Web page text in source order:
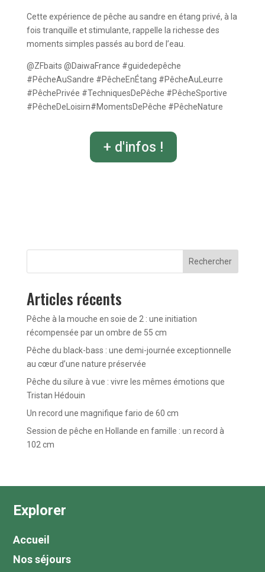
Cette expérience de pêche au sandre en étang privé, à la
fois tranquille et stimulante, rappelle la richesse des
moments simples passés au bord de l’eau.
@ZFbaits @DaiwaFrance #guidedepêche
#PêcheAuSandre #PêcheEnÉtang #PêcheAuLeurre
#PêchePrivée #TechniquesDePêche #PêcheSportive
#PêcheDeLoisirn#MomentsDePêche #PêcheNature
+ d'infos !
Rechercher
Articles récents
Pêche à la mouche en soie de 2 : une initiation
récompensée par un ombre de 55 cm
Pêche du black-bass : une demi-journée exceptionnelle
au cœur d’une nature préservée
Pêche du silure à vue : vivre les mêmes émotions que
Tristan Hédouin
Un record une magnifique fario de 60 cm
Session de pêche en Hollande en famille : un record à
102 cm
Explorer
Accueil
Nos séjours